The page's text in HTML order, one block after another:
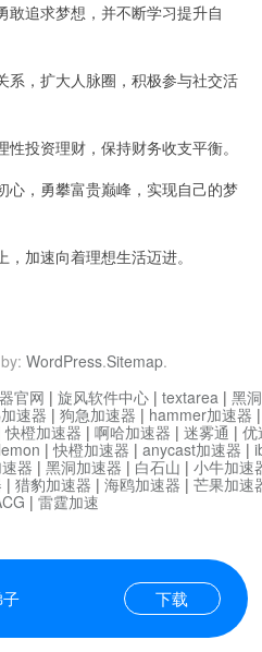
追求梦想，并不断学习提升自
，扩大人脉圈，积极参与社交活
投资理财，保持财务收支平衡。
，勇攀富贵巅峰，实现自己的梦
加速向着理想生活迈进。
WordPress.Sitemap.
下载
官网 | 旋风软件中心 | textarea | 黑
速器 | 狗急加速器 | hammer加速器
快橙加速器 | 啊哈加速器 | 迷雾通 | 优
|快橙加速器 | anycast加速器 |
器 | 黑洞加速器 | 白石山 | 小牛加速
| 猎豹加速器 | 海鸥加速器 | 芒果加速
| 雷霆加速